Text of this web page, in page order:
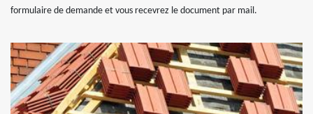
formulaire de demande et vous recevrez le document par mail.